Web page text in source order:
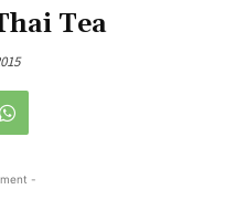
Tea
-